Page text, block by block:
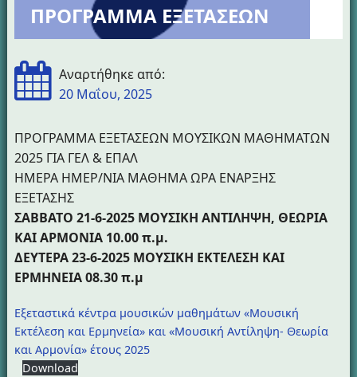
ΠΡΟΓΡΑΜΜΑ ΕΞΕΤΑΣΕΩΝ
Αναρτήθηκε από:
20 Μαΐου, 2025
ΠΡΟΓΡΑΜΜΑ ΕΞΕΤΑΣΕΩΝ ΜΟΥΣΙΚΩΝ ΜΑΘΗΜΑΤΩΝ
2025 ΓΙΑ ΓΕΛ & ΕΠΑΛ
ΗΜΕΡΑ ΗΜΕΡ/ΝΙΑ ΜΑΘΗΜΑ ΩΡΑ ΕΝΑΡΞΗΣ
ΕΞΕΤΑΣΗΣ
ΣΑΒΒΑΤΟ 21-6-2025 ΜΟΥΣΙΚΗ ΑΝΤΙΛΗΨΗ, ΘΕΩΡΙΑ
ΚΑΙ ΑΡΜΟΝΙΑ 10.00 π.μ.
ΔΕΥΤΕΡΑ 23-6-2025 ΜΟΥΣΙΚΗ ΕΚΤΕΛΕΣΗ ΚΑΙ
ΕΡΜΗΝΕΙΑ 08.30 π.μ
Εξεταστικά κέντρα μουσικών μαθημάτων «Μουσική
Εκτέλεση και Ερμηνεία» και «Μουσική Αντίληψη- Θεωρία
και Αρμονία» έτους 2025
Download